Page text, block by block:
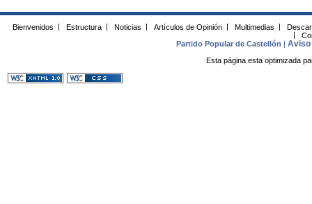
Bienvenidos Estructura Noticias Artículos de Opinión Multimedias
Partido Popular de Castellón
|Aviso
Esta página esta optimizada